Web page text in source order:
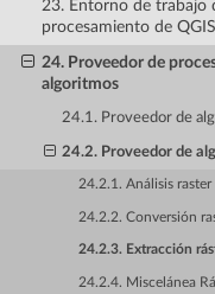
23. Entorno de trabajo
procesamiento de QGIS
24. Proveedor de
algoritmos
24.1. Proveedor de
24.2. Proveedor de
24.2.1. Análisis raster
24.2.2. Conversión
24.2.3. Extracción
24.2.4. Miscelánea